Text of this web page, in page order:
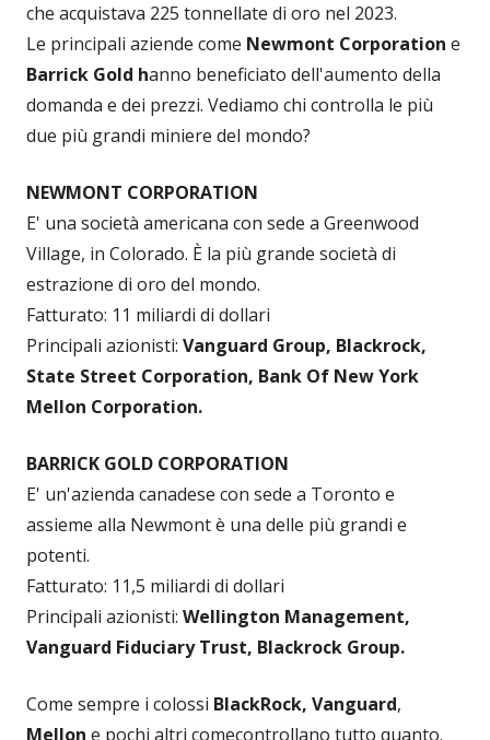
che acquistava 225 tonnellate di oro nel 2023.
Le principali aziende come Newmont Corporation e
Barrick Gold hanno beneficiato dell'aumento della
domanda e dei prezzi. Vediamo chi controlla le più
due più grandi miniere del mondo?
NEWMONT CORPORATION
E' una società americana con sede a Greenwood
Village, in Colorado. È la più grande società di
estrazione di oro del mondo.
Fatturato: 11 miliardi di dollari
Principali azionisti: Vanguard Group, Blackrock,
State Street Corporation, Bank Of New York
Mellon Corporation.
BARRICK GOLD CORPORATION
E' un'azienda canadese con sede a Toronto e
assieme alla Newmont è una delle più grandi e
potenti.
Fatturato: 11,5 miliardi di dollari
Principali azionisti: Wellington Management,
Vanguard Fiduciary Trust, Blackrock Group.
Come sempre i colossi BlackRock, Vanguard,
Mellon e pochi altri comecontrollano tutto quanto.